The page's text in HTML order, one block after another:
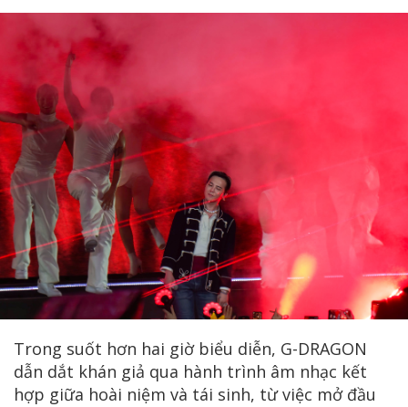
Trong suốt hơn hai giờ biểu diễn, G-DRAGON
dẫn dắt khán giả qua hành trình âm nhạc kết
hợp giữa hoài niệm và tái sinh, từ việc mở đầu